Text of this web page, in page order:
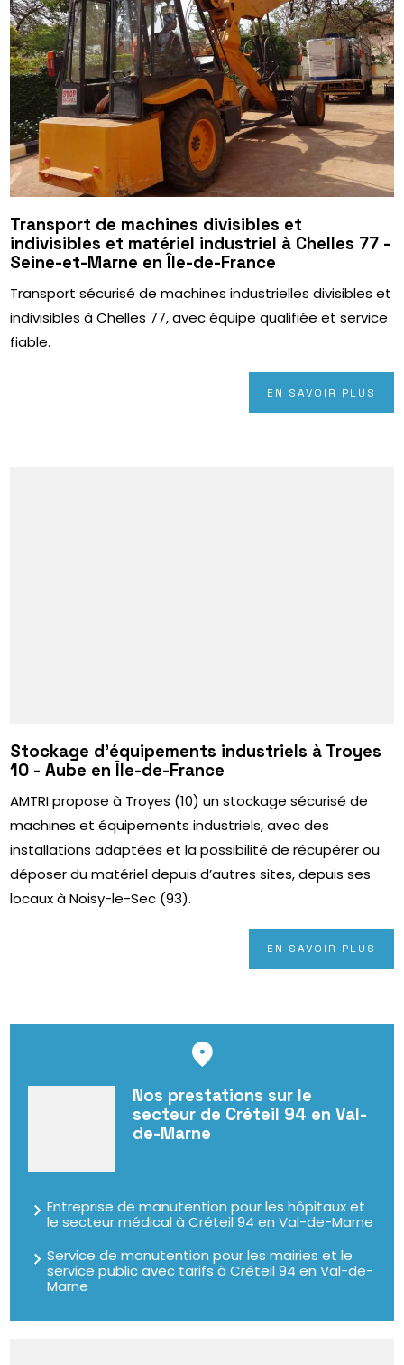
Transport de machines divisibles et
indivisibles et matériel industriel à Chelles 77 -
Seine-et-Marne en Île-de-France
Transport sécurisé de machines industrielles divisibles et
indivisibles à Chelles 77, avec équipe qualifiée et service
fiable.
EN SAVOIR PLUS
Stockage d’équipements industriels à Troyes
10 - Aube en Île-de-France
AMTRI propose à Troyes (10) un stockage sécurisé de
machines et équipements industriels, avec des
installations adaptées et la possibilité de récupérer ou
déposer du matériel depuis d’autres sites, depuis ses
locaux à Noisy-le-Sec (93).
EN SAVOIR PLUS
Nos prestations sur le
secteur de Créteil 94 en Val-
de-Marne
Entreprise de manutention pour les hôpitaux et
le secteur médical à Créteil 94 en Val-de-Marne
Service de manutention pour les mairies et le
service public avec tarifs à Créteil 94 en Val-de-
Marne